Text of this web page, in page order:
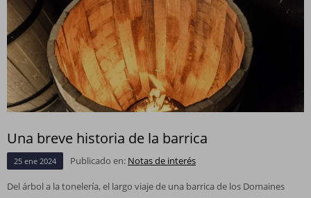
Una breve historia de la barrica
25 ene 2024 Publicado en: Notas de interés
Del árbol a la tonelería, el largo viaje de una barrica de los Domaines